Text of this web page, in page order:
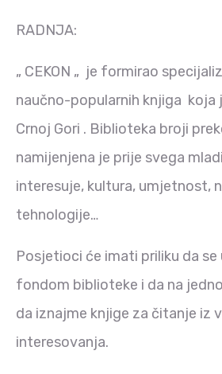
RADNJA:
„ CEKON „ je formirao
naučno-popularnih knjiga koja
Crnoj Gori . Biblioteka broji
namijenjena je prije svega
interesuje, kultura, umjetnost,
tehnologije…
Posjetioci će imati priliku da se
fondom biblioteke i da na
da iznajme knjige za čitanje iz
interesovanja.